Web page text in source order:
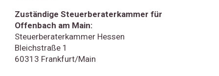
Zuständige Steuerberaterkammer für
Offenbach am Main:
Steuerberaterkammer Hessen
Bleichstraße 1
60313 Frankfurt/Main